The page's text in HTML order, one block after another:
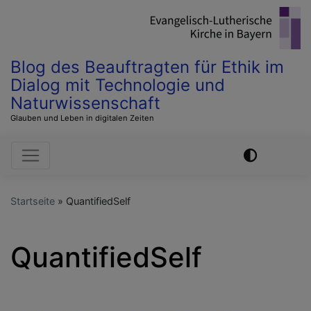
Blog des Beauftragten für Ethik im
Dialog mit Technologie und
Naturwissenschaft
Glauben und Leben in digitalen Zeiten
Hauptnavigation
Startseite QuantifiedSelf
QuantifiedSelf